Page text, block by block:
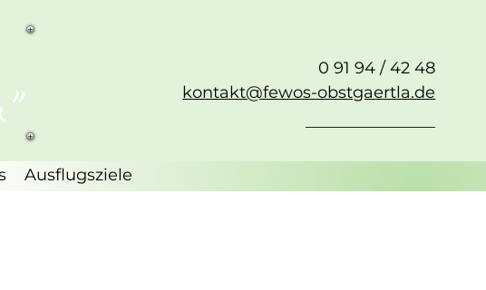
0 91 94 / 42 48
kontakt@fewos-obstgaertla.de
Ausflugsziele